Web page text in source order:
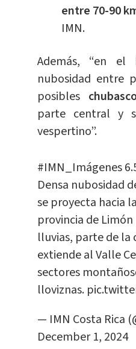
entre 70-90
IMN.
Además, “en el
nubosidad entre
posibles
parte central y
vespertino”.
#IMN_Imágenes
Densa nubosidad
se proyecta hacia
provincia de
lluvias, parte de la
extiende al Valle
sectores
lloviznas.
— IMN Costa Rica
December 1, 2024